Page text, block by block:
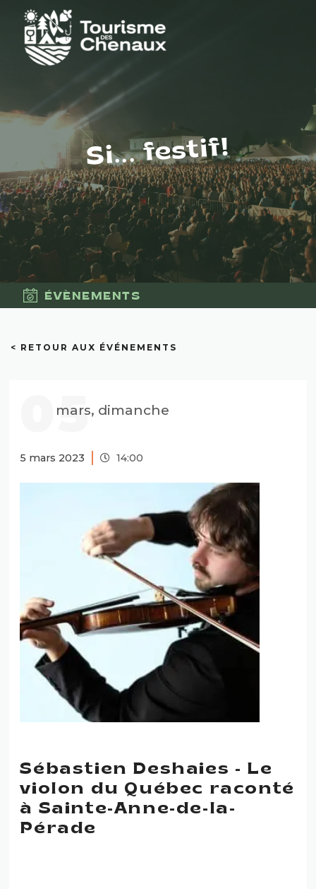
Si... festif!
ÉVÈNEMENTS
< RETOUR AUX ÉVÉNEMENTS
05
mars, dimanche
5 mars 2023 14:00
Sébastien Deshaies - Le
violon du Québec raconté
à Sainte-Anne-de-la-
Pérade